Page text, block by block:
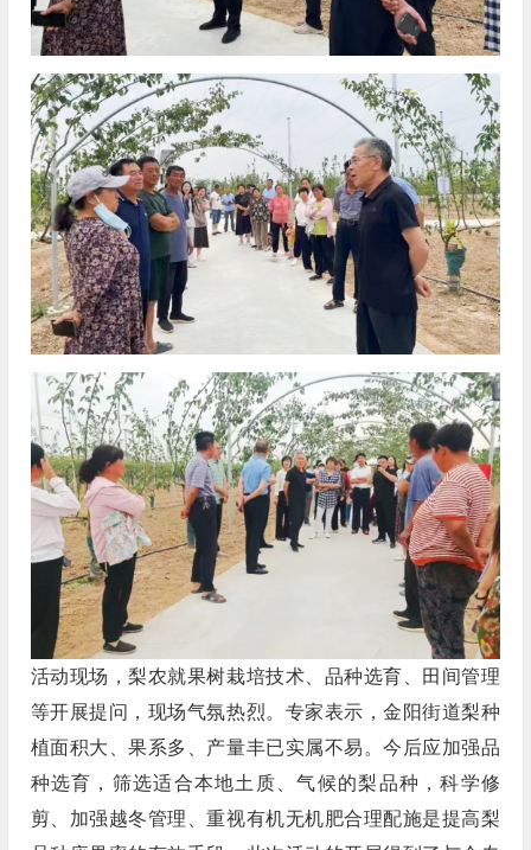
活动现场，梨农就果树栽培技术、品种选育、田间管理
等开展提问，现场气氛热烈。专家表示，金阳街道梨种
植面积大、果系多、产量丰已实属不易。今后应加强品
种选育，筛选适合本地土质、气候的梨品种，科学修
剪、加强越冬管理、重视有机无机肥合理配施是提高梨